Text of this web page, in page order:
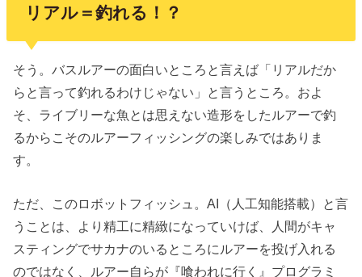
リアル＝釣れる！？
そう。バスルアーの面白いところと言えば「リアルだか
らと言って釣れるわけじゃない」と言うところ。およ
そ、ライブリーな魚とは思えない造形をしたルアーで釣
るからこそのルアーフィッシングの楽しみではありま
す。
ただ、このロボットフィッシュ。AI（人工知能搭載）と言
うことは、より精工に精緻になっていけば、人間がキャ
スティングでサカナのいるところにルアーを投げ入れる
のではなく、ルアー自らが『喰われに行く』プログラミ